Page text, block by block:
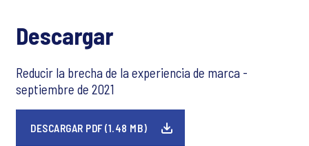
Descargar
Reducir la brecha de la experiencia de marca -
septiembre de 2021
DESCARGAR PDF (1.48 MB)